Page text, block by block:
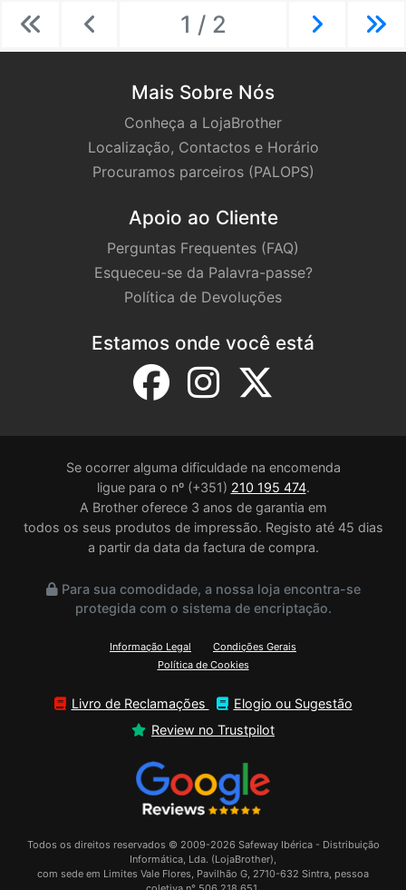
PreviousPrevious 1 / 2 Next
Mais Sobre Nós
Conheça a LojaBrother
Localização, Contactos e Horário
Procuramos parceiros (PALOPS)
Apoio ao Cliente
Perguntas Frequentes (FAQ)
Esqueceu-se da Palavra-passe?
Política de Devoluções
Estamos onde você está
Se ocorrer alguma dificuldade na encomenda
ligue para o nº (+351) 210 195 474.
A Brother oferece 3 anos de garantia em
todos os seus produtos de impressão. Registo até 45 dias
a partir da data da factura de compra.
Para sua comodidade, a nossa loja encontra-se
protegida com o sistema de encriptação.
Informação Legal
Condições Gerais
Política de Cookies
Livro de Reclamações
Elogio ou Sugestão
Review no Trustpilot
Todos os direitos reservados © 2009-2026 Safeway Ibérica - Distribuição
Informática, Lda. (LojaBrother),
com sede em Limites Vale Flores, Pavilhão G, 2710-632 Sintra, pessoa